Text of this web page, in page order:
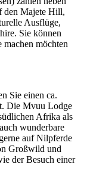
den Majete Hill,
Ausflüge,
Sie können
möchten
Sie einen ca.
Die Mvuu Lodge
Afrika als
wunderbare
auf Nilpferde
Großwild und
der Besuch einer